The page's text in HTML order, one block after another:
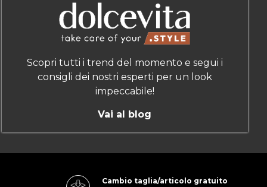
Scopri tutti i trend del momento e segui i
consigli dei nostri esperti per un look
impeccabile!
Vai al blog
Cambio taglia/articolo gratuito